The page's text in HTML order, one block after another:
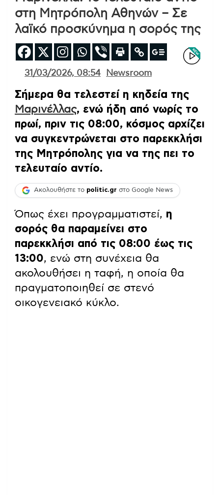
στη Μητρόπολη Αθηνών – Σε
λαϊκό προσκύνημα η σορός της
31/03/2026, 08:54 Newsroom
Σήμερα θα τελεστεί η κηδεία της
Μαρινέλλας, ενώ ήδη από νωρίς το
πρωί, πριν τις 08:00, κόσμος αρχίζει
να συγκεντρώνεται στο παρεκκλήσι
της Μητρόπολης για να της πει το
τελευταίο αντίο.
Ακολουθήστε το politic.gr στο Google News
Όπως έχει προγραμματιστεί, η
σορός θα παραμείνει στο
παρεκκλήσι από τις 08:00 έως τις
13:00, ενώ στη συνέχεια θα
ακολουθήσει η ταφή, η οποία θα
πραγματοποιηθεί σε στενό
οικογενειακό κύκλο.